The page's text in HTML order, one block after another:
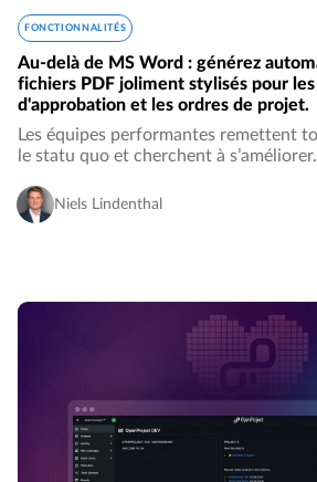
FONCTIONNALITÉS
Au-delà de MS Word : générez
fichiers PDF joliment stylisés pour
d'approbation et les ordres de projet.
Les équipes performantes remettent
le statu quo et cherchent à
ajoutée qui contribuent à la réussite…
Niels Lindenthal